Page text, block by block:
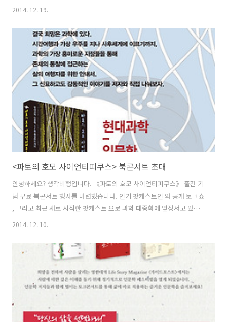
원종우)를 직접 만날 수 있는 자리입니다. 에 담긴 다양한 과학적 지식의
에서 그 답을 제시합니다. 아울러 인간 존재의 근원적인 질문에 답하는
뜻깊은 자리가 될 것입니다. 오늘 저녁 8시 벙커원에서 뵙겠습니다. * 행
사 당일이라 신청 절차 없이 바로 오시면 됩니다.
2014. 12. 19.
<파토의 호모 사이언티피쿠스> 북콘서트 초대
안녕하세요? 생각비행입니다. 《파토의 호모 사이언티피쿠스》 출간 기
념 무료 북콘서트 행사를 마련했습니다. 인기 팟캐스트인 와 공개 토크쇼
, 그리고 최근 새로 시작한 팟캐스트 으로 과학 대중화에 앞장서고 있는
저자(파토 원종우)를 만날 수 있는 자리입니다. 현대과학, 인문학, SF를
답하는 뜻깊은 자리가 될 것입니다. 많은 관심 부탁드립니다. 알라딘 이
용자분은 행사 이벤트 페이지에 신청이 가능하고 우선권이 있습니다. 하
지만 참석 인원에 여유가 있으니 별도 신청 없이 북콘서트 당일 벙커1으
로 편하게 오셔도 괜찮습니다. 선착순 200명 입장입니다. ^^
2014. 12. 10.